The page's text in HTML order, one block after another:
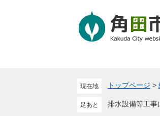
現在地 トップページ >
排水設備等工事